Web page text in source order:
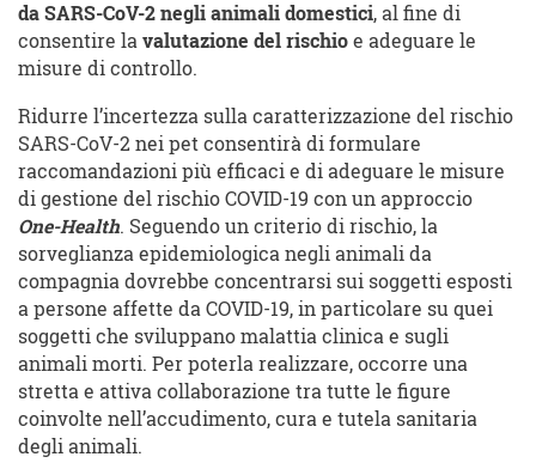
da SARS-CoV-2 negli animali domestici, al fine di
consentire la valutazione del rischio e adeguare le
misure di controllo.
Ridurre l’incertezza sulla caratterizzazione del rischio
SARS-CoV-2 nei pet consentirà di formulare
raccomandazioni più efficaci e di adeguare le misure
di gestione del rischio COVID-19 con un approccio
One-Health. Seguendo un criterio di rischio, la
sorveglianza epidemiologica negli animali da
compagnia dovrebbe concentrarsi sui soggetti esposti
a persone affette da COVID-19, in particolare su quei
soggetti che sviluppano malattia clinica e sugli
animali morti. Per poterla realizzare, occorre una
stretta e attiva collaborazione tra tutte le figure
coinvolte nell’accudimento, cura e tutela sanitaria
degli animali.